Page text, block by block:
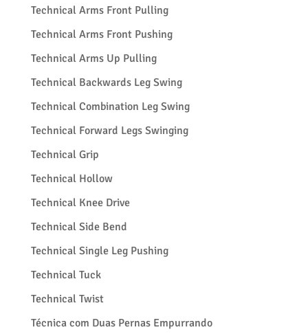
Technical Arms Front Pulling
Technical Arms Front Pushing
Technical Arms Up Pulling
Technical Backwards Leg Swing
Technical Combination Leg Swing
Technical Forward Legs Swinging
Technical Grip
Technical Hollow
Technical Knee Drive
Technical Side Bend
Technical Single Leg Pushing
Technical Tuck
Technical Twist
Técnica com Duas Pernas Empurrando